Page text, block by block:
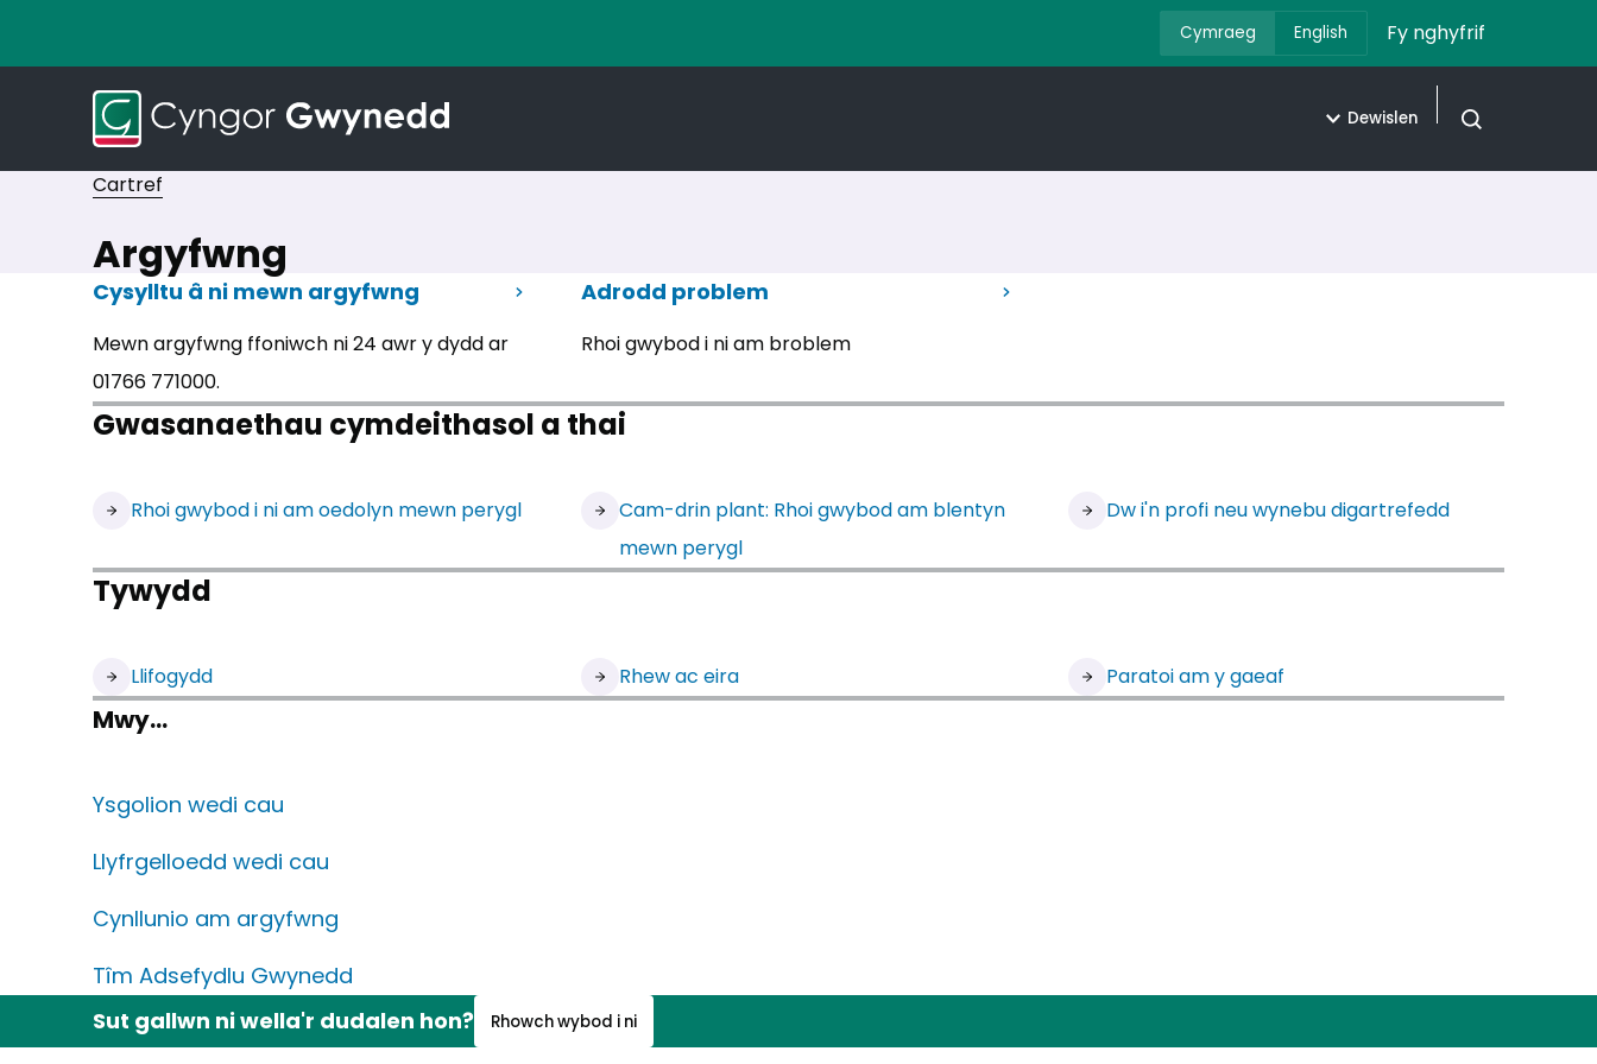
Cymraeg English Fy nghyfrif
Dewislen
Agor chwilio
Cartref
Argyfwng
Cysylltu â ni mewn argyfwng
Mewn argyfwng ffoniwch ni 24 awr y dydd ar
01766 771000.
Adrodd problem
Rhoi gwybod i ni am broblem
Gwasanaethau cymdeithasol a thai
Rhoi gwybod i ni am oedolyn mewn perygl
Cam-drin plant: Rhoi gwybod am blentyn
mewn perygl
Dw i'n profi neu wynebu digartrefedd
Tywydd
Llifogydd Rhew ac eira Paratoi am y gaeaf
Mwy...
Ysgolion wedi cau
Llyfrgelloedd wedi cau
Cynllunio am argyfwng
Tîm Adsefydlu Gwynedd
Sut gallwn ni wella'r dudalen hon?
Rhowch wybod i ni